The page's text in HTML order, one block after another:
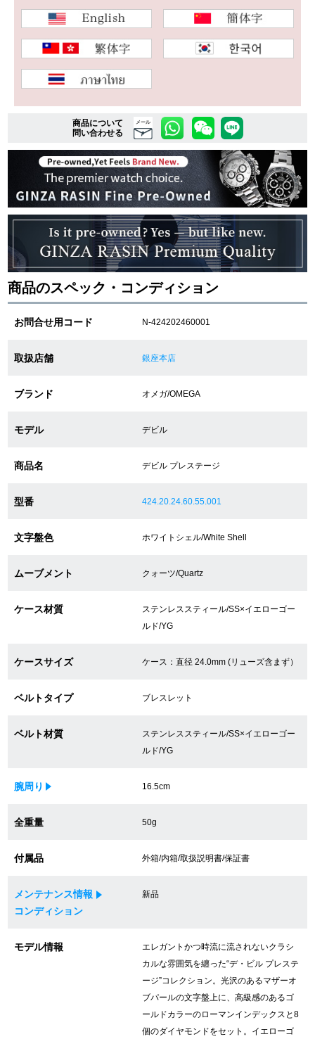
新品 未使用品
中古品 アンティーク品
WEB限定品
複数条件で商品を絞り込む
詳細検索はこちら
ご利用ガイド
GINZA RASINのプレミアムクオリティについて
送料・お支払方法
ショッピングローンの流れ
よくある質問
お問い合わせ
店舗受け取りサービス
店舗取り寄せサービス
買取専門サロン
修理・メンテナンスをご希望の方
修理依頼をする
商品について
問い合わせる
メール
商品のスペック・コンディション
お問合せ用コード N-424202460001
取扱店舗 銀座本店
ブランド オメガ/OMEGA
モデル デビル
商品名 デビル プレステージ
型番 424.20.24.60.55.001
文字盤色 ホワイトシェル/White Shell
ムーブメント クォーツ/Quartz
ケース材質
ステンレススティール/SS×イエローゴー
ルド/YG
ケースサイズ ケース：直径 24.0mm (リューズ含まず）
ベルトタイプ ブレスレット
ベルト材質
ステンレススティール/SS×イエローゴー
ルド/YG
腕周り 16.5cm
全重量 50g
付属品 外箱/内箱/取扱説明書/保証書
メンテナンス情報
コンディション
新品
モデル情報
エレガントかつ時流に流されないクラシ
カルな雰囲気を纏った“デ・ビル プレステ
ージ”コレクション。光沢のあるマザーオ
ブパールの文字盤上に、高級感のあるゴ
ールドカラーのローマンインデックスと8
個のダイヤモンドをセット。イエローゴ